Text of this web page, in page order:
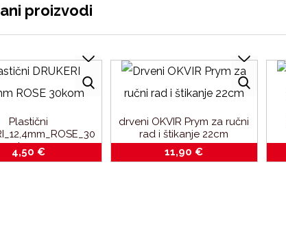
proizvodi
Plastični
kom
4,50 €
drveni OKVIR Prym za ručni
rad i štikanje 22cm
11,90€